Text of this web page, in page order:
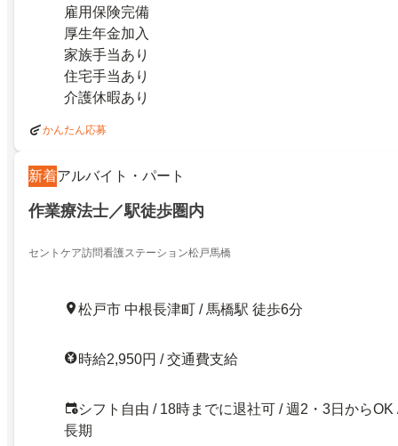
雇用保険完備
厚生年金加入
家族手当あり
住宅手当あり
介護休暇あり
かんたん応募
新着アルバイト・パート
作業療法士／駅徒歩圏内
セントケア訪問看護ステーション松戸馬橋
松戸市 中根長津町 / 馬橋駅 徒歩6分
時給2,950円 / 交通費支給
シフト自由 / 18時までに退社可 / 週2・3日からOK
長期